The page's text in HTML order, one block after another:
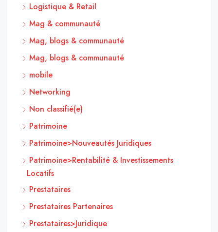
Logistique & Retail
Mag & communauté
Mag, blogs & communauté
Mag, blogs & communauté
mobile
Networking
Non classifié(e)
Patrimoine
Patrimoine>Nouveautés Juridiques
Patrimoine>Rentabilité & Investissements
Locatifs
Prestataires
Prestataires Partenaires
Prestataires>Juridique